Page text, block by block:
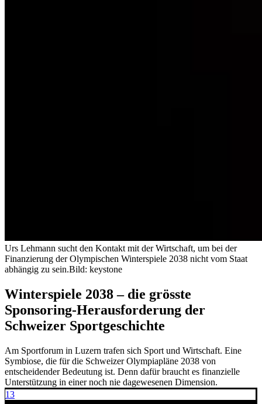
Urs Lehmann sucht den Kontakt mit der Wirtschaft, um bei der
Finanzierung der Olympischen Winterspiele 2038 nicht vom Staat
abhängig zu sein.Bild: keystone
Winterspiele 2038 – die grösste
Sponsoring-Herausforderung der
Schweizer Sportgeschichte
Am Sportforum in Luzern trafen sich Sport und Wirtschaft. Eine
Symbiose, die für die Schweizer Olympiapläne 2038 von
entscheidender Bedeutung ist. Denn dafür braucht es finanzielle
Unterstützung in einer noch nie dagewesenen Dimension.
13